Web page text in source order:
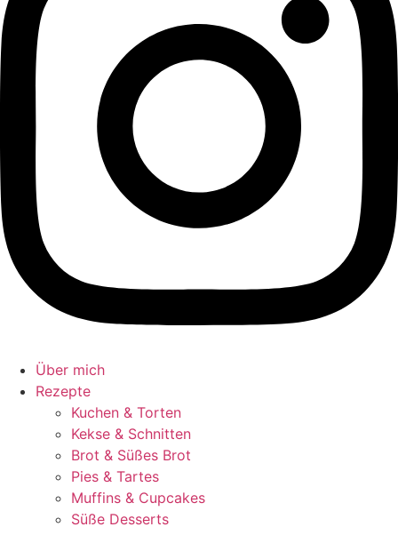
Über mich
Rezepte
Kuchen & Torten
Kekse & Schnitten
Brot & Süßes Brot
Pies & Tartes
Muffins & Cupcakes
Süße Desserts